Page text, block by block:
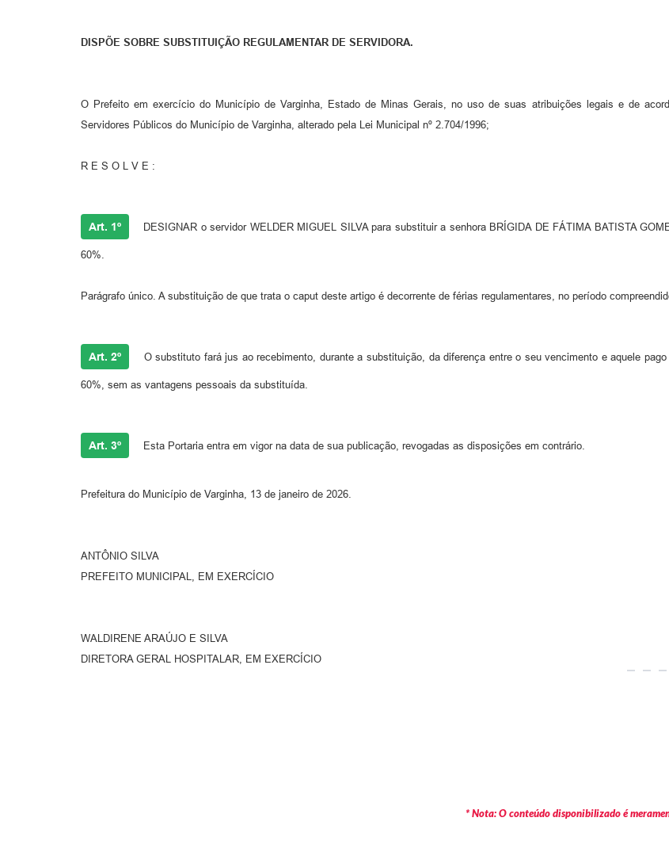
DISPÕE SOBRE SUBSTITUIÇÃO REGULAMENTAR DE SERVIDORA.
O Prefeito em exercício do Município de Varginha, Estado de Minas Gerais, no uso de suas atribuições legais e de
Servidores Públicos do Município de Varginha, alterado pela Lei Municipal nº 2.704/1996;
R E S O L V E :
Art. 1º DESIGNAR o servidor WELDER MIGUEL SILVA para substituir a senhora BRÍGIDA DE FÁTIMA BATISTA
60%.
Parágrafo único. A substituição de que trata o caput deste artigo é decorrente de férias regulamentares, no período
Art. 2º O substituto fará jus ao recebimento, durante a substituição, da diferença entre o seu vencimento e aquele
60%, sem as vantagens pessoais da substituída.
Art. 3º Esta Portaria entra em vigor na data de sua publicação, revogadas as disposições em contrário.
Prefeitura do Município de Varginha, 13 de janeiro de 2026.
ANTÔNIO SILVA
PREFEITO MUNICIPAL, EM EXERCÍCIO
WALDIRENE ARAÚJO E SILVA
DIRETORA GERAL HOSPITALAR, EM EXERCÍCIO
* Nota: O conteúdo disponibilizado é